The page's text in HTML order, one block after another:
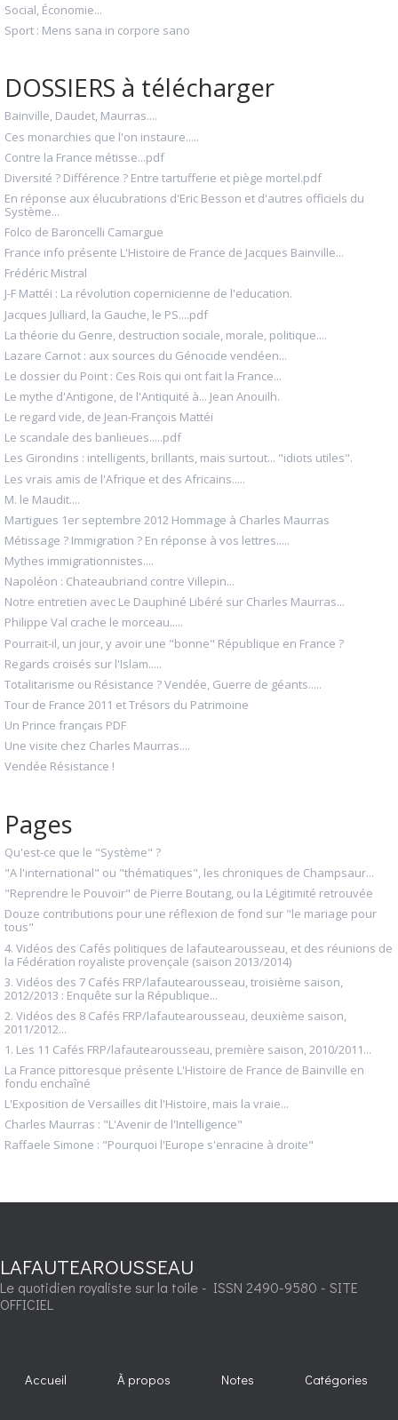
Social, Économie...
Sport : Mens sana in corpore sano
DOSSIERS à télécharger
Bainville, Daudet, Maurras....
Ces monarchies que l'on instaure.....
Contre la France métisse...pdf
Diversité ? Différence ? Entre tartufferie et piège mortel.pdf
En réponse aux élucubrations d'Eric Besson et d'autres officiels du
Système...
Folco de Baroncelli Camargue
France info présente L'Histoire de France de Jacques Bainville...
Frédéric Mistral
J-F Mattéi : La révolution copernicienne de l'education.
Jacques Julliard, la Gauche, le PS....pdf
La théorie du Genre, destruction sociale, morale, politique....
Lazare Carnot : aux sources du Génocide vendéen...
Le dossier du Point : Ces Rois qui ont fait la France...
Le mythe d'Antigone, de l'Antiquité à... Jean Anouilh.
Le regard vide, de Jean-François Mattéi
Le scandale des banlieues.....pdf
Les Girondins : intelligents, brillants, mais surtout... "idiots utiles".
Les vrais amis de l'Afrique et des Africains.....
M. le Maudit....
Martigues 1er septembre 2012 Hommage à Charles Maurras
Métissage ? Immigration ? En réponse à vos lettres.....
Mythes immigrationnistes....
Napoléon : Chateaubriand contre Villepin...
Notre entretien avec Le Dauphiné Libéré sur Charles Maurras...
Philippe Val crache le morceau.....
Pourrait-il, un jour, y avoir une "bonne" République en France ?
Regards croisés sur l'Islam.....
Totalitarisme ou Résistance ? Vendée, Guerre de géants.....
Tour de France 2011 et Trésors du Patrimoine
Un Prince français PDF
Une visite chez Charles Maurras....
Vendée Résistance !
Pages
Qu'est-ce que le "Système" ?
"A l'international" ou "thématiques", les chroniques de Champsaur...
"Reprendre le Pouvoir" de Pierre Boutang, ou la Légitimité retrouvée
Douze contributions pour une réflexion de fond sur "le mariage pour
tous"
4. Vidéos des Cafés politiques de lafautearousseau, et des réunions de
la Fédération royaliste provençale (saison 2013/2014)
3. Vidéos des 7 Cafés FRP/lafautearousseau, troisième saison,
2012/2013 : Enquête sur la République...
2. Vidéos des 8 Cafés FRP/lafautearousseau, deuxième saison,
2011/2012...
1. Les 11 Cafés FRP/lafautearousseau, première saison, 2010/2011...
La France pittoresque présente L'Histoire de France de Bainville en
fondu enchaîné
L'Exposition de Versailles dit l'Histoire, mais la vraie...
Charles Maurras : "L'Avenir de l'Intelligence"
Raffaele Simone : "Pourquoi l'Europe s'enracine à droite"
LAFAUTEAROUSSEAU
Le quotidien royaliste sur la toile - ISSN 2490-9580 - SITE
OFFICIEL
Accueil À propos Notes Catégories